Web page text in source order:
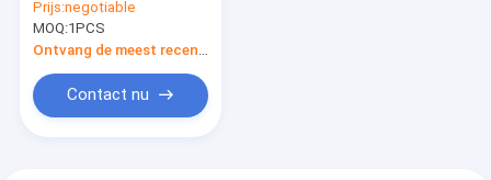
Fietsvervangstukken
Al7075 de
Remrotoren
Prijs:negotiable
MOQ:1PCS
Contact nu